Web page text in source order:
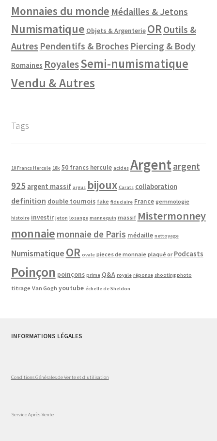
Monnaies du monde Médailles & Jetons
Numismatique Objets & Argenterie OR Outils &
Autres Pendentifs & Broches Piercing & Body
Romaines RoyalesSemi-numismatique
Vendu & Autres
Tags
10 Francs Hercule 18k 50 francs hercule acides Argentargent
925 argent massif argus bijoux Carats collaboration
definition double tournois fake fiduciaire France gemmologie
histoire investir jeton losange mannequin massif Mistermonney
monnaie monnaie de Paris médaille nettoyage
Numismatique OR ovale pieces de monnaie plaqué or Podcasts
Poinçon poinçons prime Q&A royale réponse shooting photo
titrage Van Gogh youtube échelle de Sheldon
INFORMATIONS LÉGALES
Conditions Générales de Vente et d'utilisation
Service Après-Vente